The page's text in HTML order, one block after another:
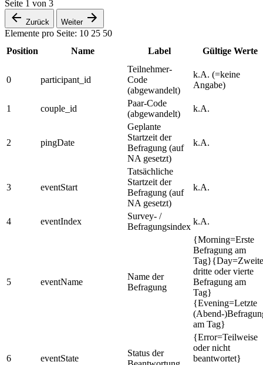
Seite 1 von 3
Zurück Weiter
Elemente pro Seite: 10 25 50
Position
Name Label Gültige Werte
0 participant_id
Teilnehmer-
Code
(abgewandelt)
k.A. (=keine
Angabe)
1 couple_id
Paar-Code
(abgewandelt)
k.A.
2 pingDate
Geplante
Startzeit der
Befragung (auf
NA gesetzt)
k.A.
3 eventStart
Tatsächliche
Startzeit der
Befragung (auf
NA gesetzt)
k.A.
4 eventIndex
Survey- /
Befragungsindex
k.A.
5 eventName
Name der
Befragung
{Morning=Erste
Befragung am
dritte oder vierte
Befragung am
Tag}
{Evening=Letzte
(Abend-
am Tag}
6 eventState
Status der
{Error=Teilweise
oder nicht
beantwortet}